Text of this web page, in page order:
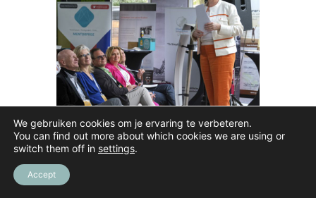
MARIJKE MICHIELS
We gebruiken cookies om je ervaring te verbeteren.
You can find out more about which cookies we are using or
switch them off in settings.
Accept